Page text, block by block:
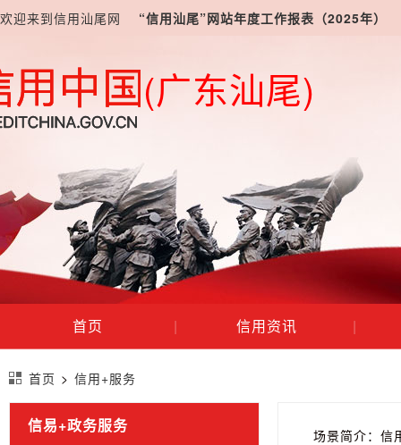
(广东汕尾)
欢迎来到信用汕尾网 “信用汕尾”网站年度工作报表（2025年）
首页 | 信用资讯 |
首页 > 信用+服务
信易+政务服务
场景简介：信